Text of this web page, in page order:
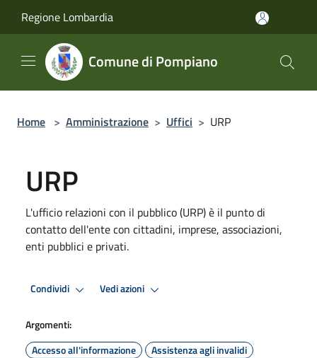
Regione Lombardia
Comune di Pompiano
Home > Amministrazione > Uffici > URP
URP
L'ufficio relazioni con il pubblico (URP) è il punto di
contatto dell'ente con cittadini, imprese, associazioni,
enti pubblici e privati.
Condividi Vedi azioni
Argomenti:
Accesso all'informazione
Assistenza agli invalidi